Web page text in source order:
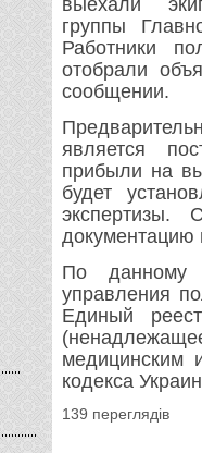
выехали
группы
Работники
отобрали
сообщении.
является
прибыли на
будет
экспертизы.
документацию
По данному
управления
Единый
медицинским
кодекса
139 переглядів